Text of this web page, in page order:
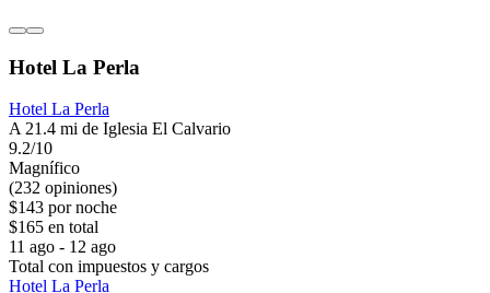
Hotel La Perla
Hotel La Perla
A 21.4 mi de Iglesia El Calvario
9.2/10
Magnífico
(232 opiniones)
$143 por noche
$165 en total
11 ago - 12 ago
Total con impuestos y cargos
Hotel La Perla